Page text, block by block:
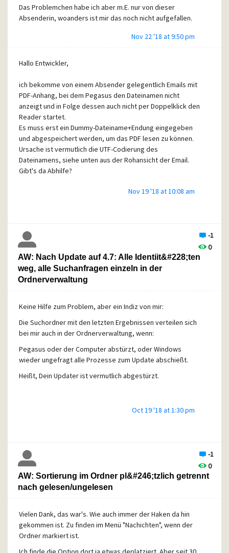
Das Problemchen habe ich aber m.E. nur von dieser
Absenderin, woanders ist mir das noch nicht aufgefallen.
Nov 22 '18 at 9:50 pm
Hallo Entwickler,
ich bekomme von einem Absender gelegentlich Emails mit
PDF-Anhang, bei dem Pegasus den Dateinamen nicht
anzeigt und in Folge dessen auch nicht per Doppelklick den
Reader startet.
Es muss erst ein Dummy-Dateiname+Endung eingegeben
und abgespeichert werden, um das PDF lesen zu können.
Ursache ist vermutlich die UTF-Codierung des
Dateinamens, siehe unten aus der Rohansicht der Email.
Gibt's da Abhilfe?
<p style=3D"margin: 0px;"><span style=3D"font-family:
arial,helvetica,sans-=
serif; font-size: 10pt; color: #000000; text-decoration:
none;">xxxxxx=
de S&auml;ngerkreis xxxx</span></p>=EF=BB=BF</body>
------=_Part_10664916_304793166.1542537353799
Content-Type: application/pdf;
8''Newsletter%202_%202018%20S%C3%A4ngerkreis%20
FFM.pdf
Content-Transfer-Encoding: base64
8''Newsletter%202_%202018%20S%C3%A4ngerkreis%20
vRmlsdGVyIC9GbGF0ZURlY29k
ZT4+CnN0cmVhbQp4nO1bS28cNxLGyokcjwM/ZWXlvNqx4+3
2emg+i+R1sXsJ9pJANzunBAkQwFl4
9/8DW0V2N4szbI1sS5GtWLo0usliPb/6yO551UmhdCfpf7r46e
Xq2Q+++/V/K9n9unq1CsLQX3rG
Nov 19 '18 at 10:08 am
-1
0
AW: Nach Update auf 4.7: Alle Identiit&#228;ten
weg, alle Suchanfragen einzeln in der
Ordnerverwaltung
Keine Hilfe zum Problem, aber ein Indiz von mir:
Die Suchordner mit den letzten Ergebnissen verteilen sich
bei mir auch in der Ordnerverwaltung, wenn:
Pegasus oder der Computerabstürzt, oder Windows
wieder ungefragt alle Prozesse zum Update abschießt.
Heißt, Dein Updater ist vermutlich abgestürzt.
Oct 19 '18 at 1:30 pm
-1
0
AW: Sortierung im Ordner pl&#246;tzlich getrennt
nach gelesen/ungelesen
Vielen Dank, das war's. Wie auch immer der Haken da hin
gekommen ist. Zu finden im Menü "Nachichten", wenn der
Ordner markiert ist.